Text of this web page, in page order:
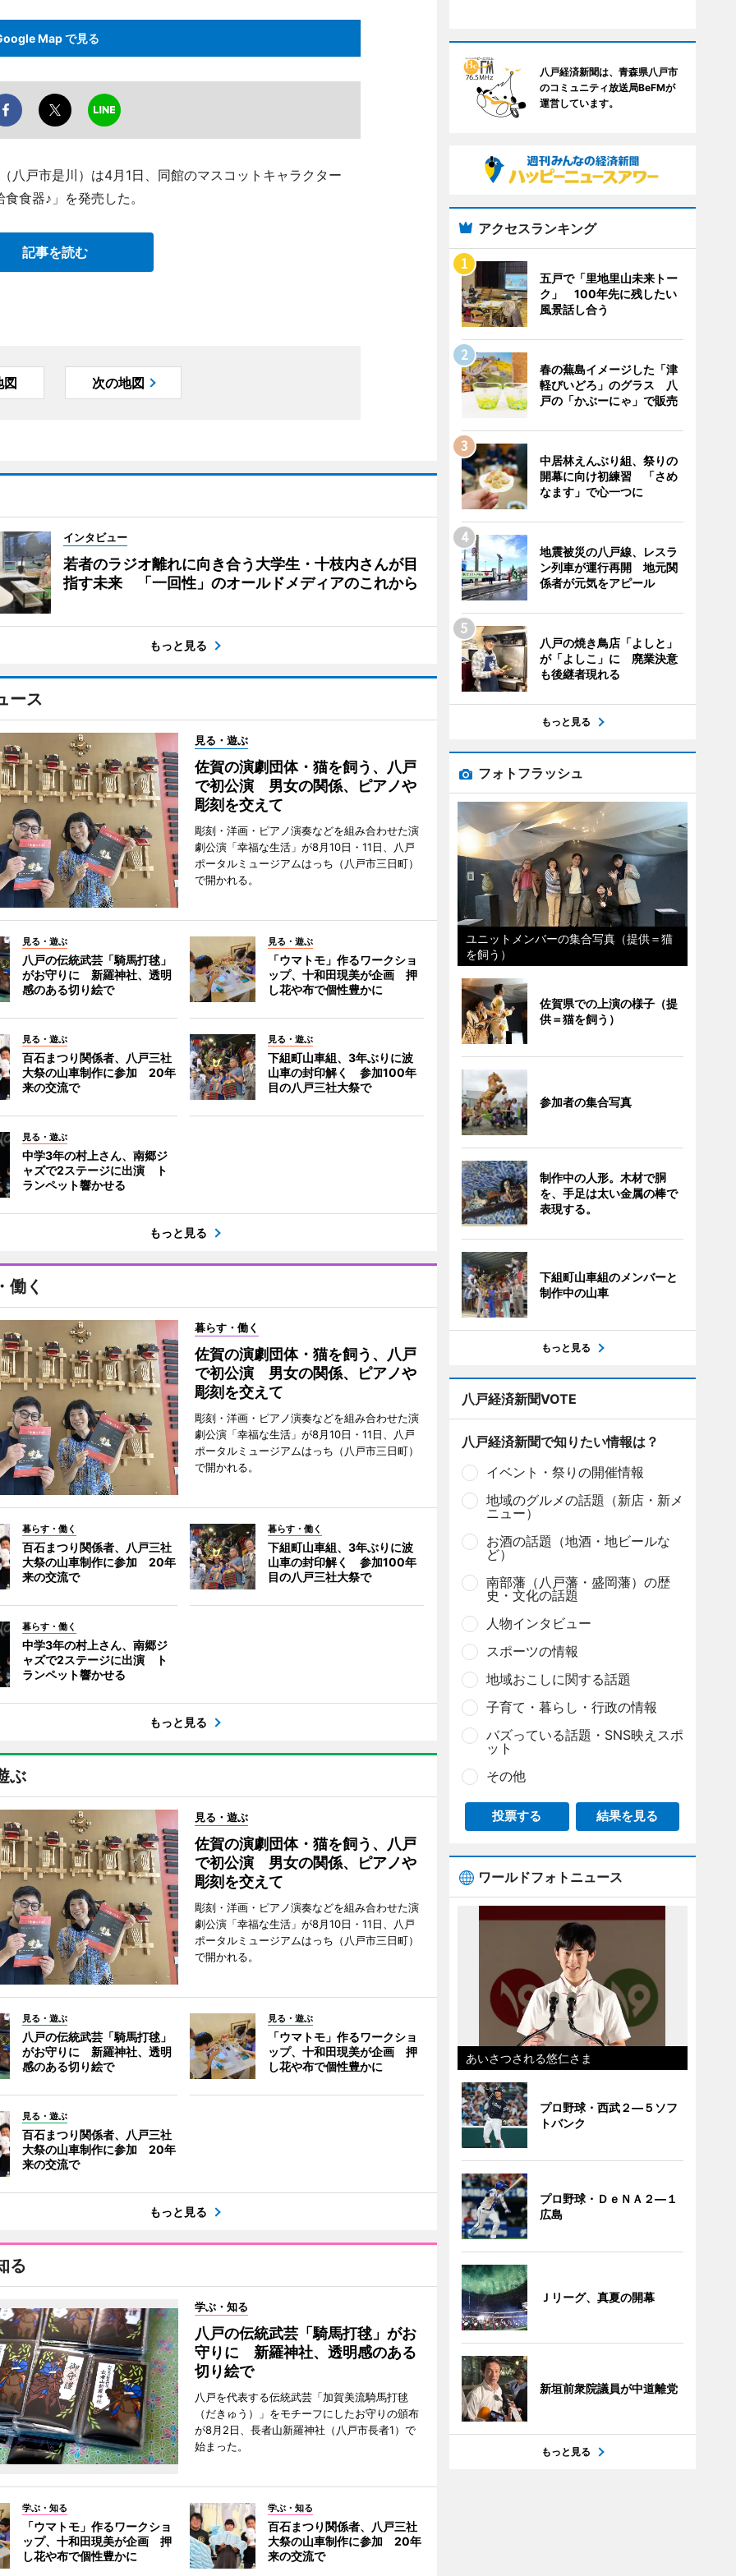
Map で見る
八戸市是川）は4月1日、同館のマスコットキャラクター
食器♪」を発売した。
記事を読む
図 次の地図
インタビュー
若者のラジオ離れに向き合う大学生・十枝内さんが目
指す未来 「一回性」のオールドメディアのこれから
もっと見る
ース
見る・遊ぶ
佐賀の演劇団体・猫を飼う、八戸
で初公演 男女の関係、ピアノや
彫刻を交えて
彫刻・洋画・ピアノ演奏などを組み合わせた演
劇公演「幸福な生活」が8月10日・11日、八戸
ポータルミュージアムはっち（八戸市三日町）
で開かれる。
見る・遊ぶ
八戸の伝統武芸「騎馬打毬」
がお守りに 新羅神社、透明
感のある切り絵で
見る・遊ぶ
「ウマトモ」作るワークショ
ップ、十和田現美が企画 押
し花や布で個性豊かに
見る・遊ぶ
百石まつり関係者、八戸三社
大祭の山車制作に参加 20年
来の交流で
見る・遊ぶ
下組町山車組、3年ぶりに波
山車の封印解く 参加100年
目の八戸三社大祭で
見る・遊ぶ
中学3年の村上さん、南郷ジ
ャズで2ステージに出演 ト
ランペット響かせる
もっと見る
働く
暮らす・働く
佐賀の演劇団体・猫を飼う、八戸
で初公演 男女の関係、ピアノや
彫刻を交えて
彫刻・洋画・ピアノ演奏などを組み合わせた演
劇公演「幸福な生活」が8月10日・11日、八戸
ポータルミュージアムはっち（八戸市三日町）
で開かれる。
暮らす・働く
百石まつり関係者、八戸三社
大祭の山車制作に参加 20年
来の交流で
暮らす・働く
下組町山車組、3年ぶりに波
山車の封印解く 参加100年
目の八戸三社大祭で
暮らす・働く
中学3年の村上さん、南郷ジ
ャズで2ステージに出演 ト
ランペット響かせる
もっと見る
ぶ
見る・遊ぶ
佐賀の演劇団体・猫を飼う、八戸
で初公演 男女の関係、ピアノや
彫刻を交えて
彫刻・洋画・ピアノ演奏などを組み合わせた演
劇公演「幸福な生活」が8月10日・11日、八戸
ポータルミュージアムはっち（八戸市三日町）
で開かれる。
見る・遊ぶ
八戸の伝統武芸「騎馬打毬」
がお守りに 新羅神社、透明
感のある切り絵で
見る・遊ぶ
「ウマトモ」作るワークショ
ップ、十和田現美が企画 押
し花や布で個性豊かに
見る・遊ぶ
百石まつり関係者、八戸三社
大祭の山車制作に参加 20年
来の交流で
もっと見る
る
学ぶ・知る
八戸の伝統武芸「騎馬打毬」がお
守りに 新羅神社、透明感のある
切り絵で
八戸を代表する伝統武芸「加賀美流騎馬打毬
（だきゅう）」をモチーフにしたお守りの頒布
が8月2日、長者山新羅神社（八戸市長者1）で
始まった。
学ぶ・知る
「ウマトモ」作るワークショ
ップ、十和田現美が企画 押
し花や布で個性豊かに
学ぶ・知る
百石まつり関係者、八戸三社
大祭の山車制作に参加 20年
来の交流で
八戸経済新聞は、青森県八戸市
のコミュニティ放送局BeFMが
運営しています。
アクセスランキング
五戸で「里地里山未来トー
ク」 100年先に残したい
風景話し合う
春の蕪島イメージした「津
軽びいどろ」のグラス 八
戸の「かぶーにゃ」で販売
中居林えんぶり組、祭りの
開幕に向け初練習 「さめ
なます」で心一つに
地震被災の八戸線、レスラ
ン列車が運行再開 地元関
係者が元気をアピール
八戸の焼き鳥店「よしと」
が「よしこ」に 廃業決意
も後継者現れる
もっと見る
フォトフラッシュ
ユニットメンバーの集合写真（提供＝猫
を飼う）
佐賀県での上演の様子（提
供＝猫を飼う）
参加者の集合写真
制作中の人形。木材で胴
を、手足は太い金属の棒で
表現する。
下組町山車組のメンバーと
制作中の山車
もっと見る
八戸経済新聞VOTE
八戸経済新聞で知りたい情報は？
イベント・祭りの開催情報
地域のグルメの話題（新店・新メ
ニュー）
お酒の話題（地酒・地ビールな
ど）
南部藩（八戸藩・盛岡藩）の歴
史・文化の話題
人物インタビュー
スポーツの情報
地域おこしに関する話題
子育て・暮らし・行政の情報
バズっている話題・SNS映えスポ
ット
その他
投票する 結果を見る
ワールドフォトニュース
あいさつされる悠仁さま
プロ野球・西武２―５ソフ
トバンク
プロ野球・ＤｅＮＡ２―１
広島
Ｊリーグ、真夏の開幕
新垣前衆院議員が中道離党
もっと見る